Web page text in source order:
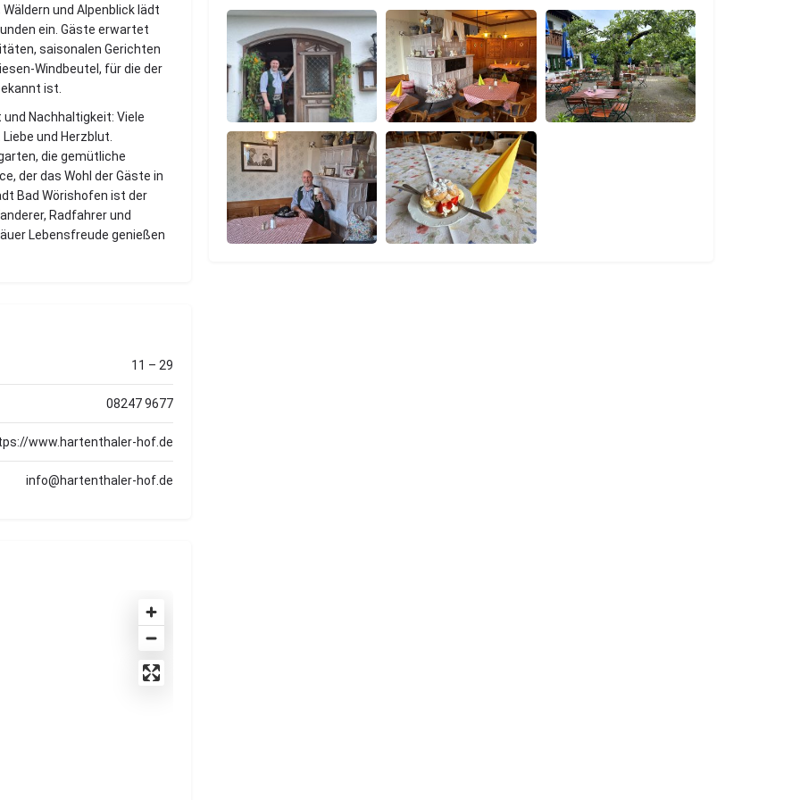
und Alpenblick lädt
ein. Gäste erwartet
saisonalen Gerichten
Windbeutel, für die der
ist.
Nachhaltigkeit: Viele
und Herzblut.
die gemütliche
der das Wohl der Gäste in
Bad Wörishofen ist der
Radfahrer und
Lebensfreude genießen
11 – 29
08247 9677
www.hartenthaler-hof.de
info@hartenthaler-hof.de